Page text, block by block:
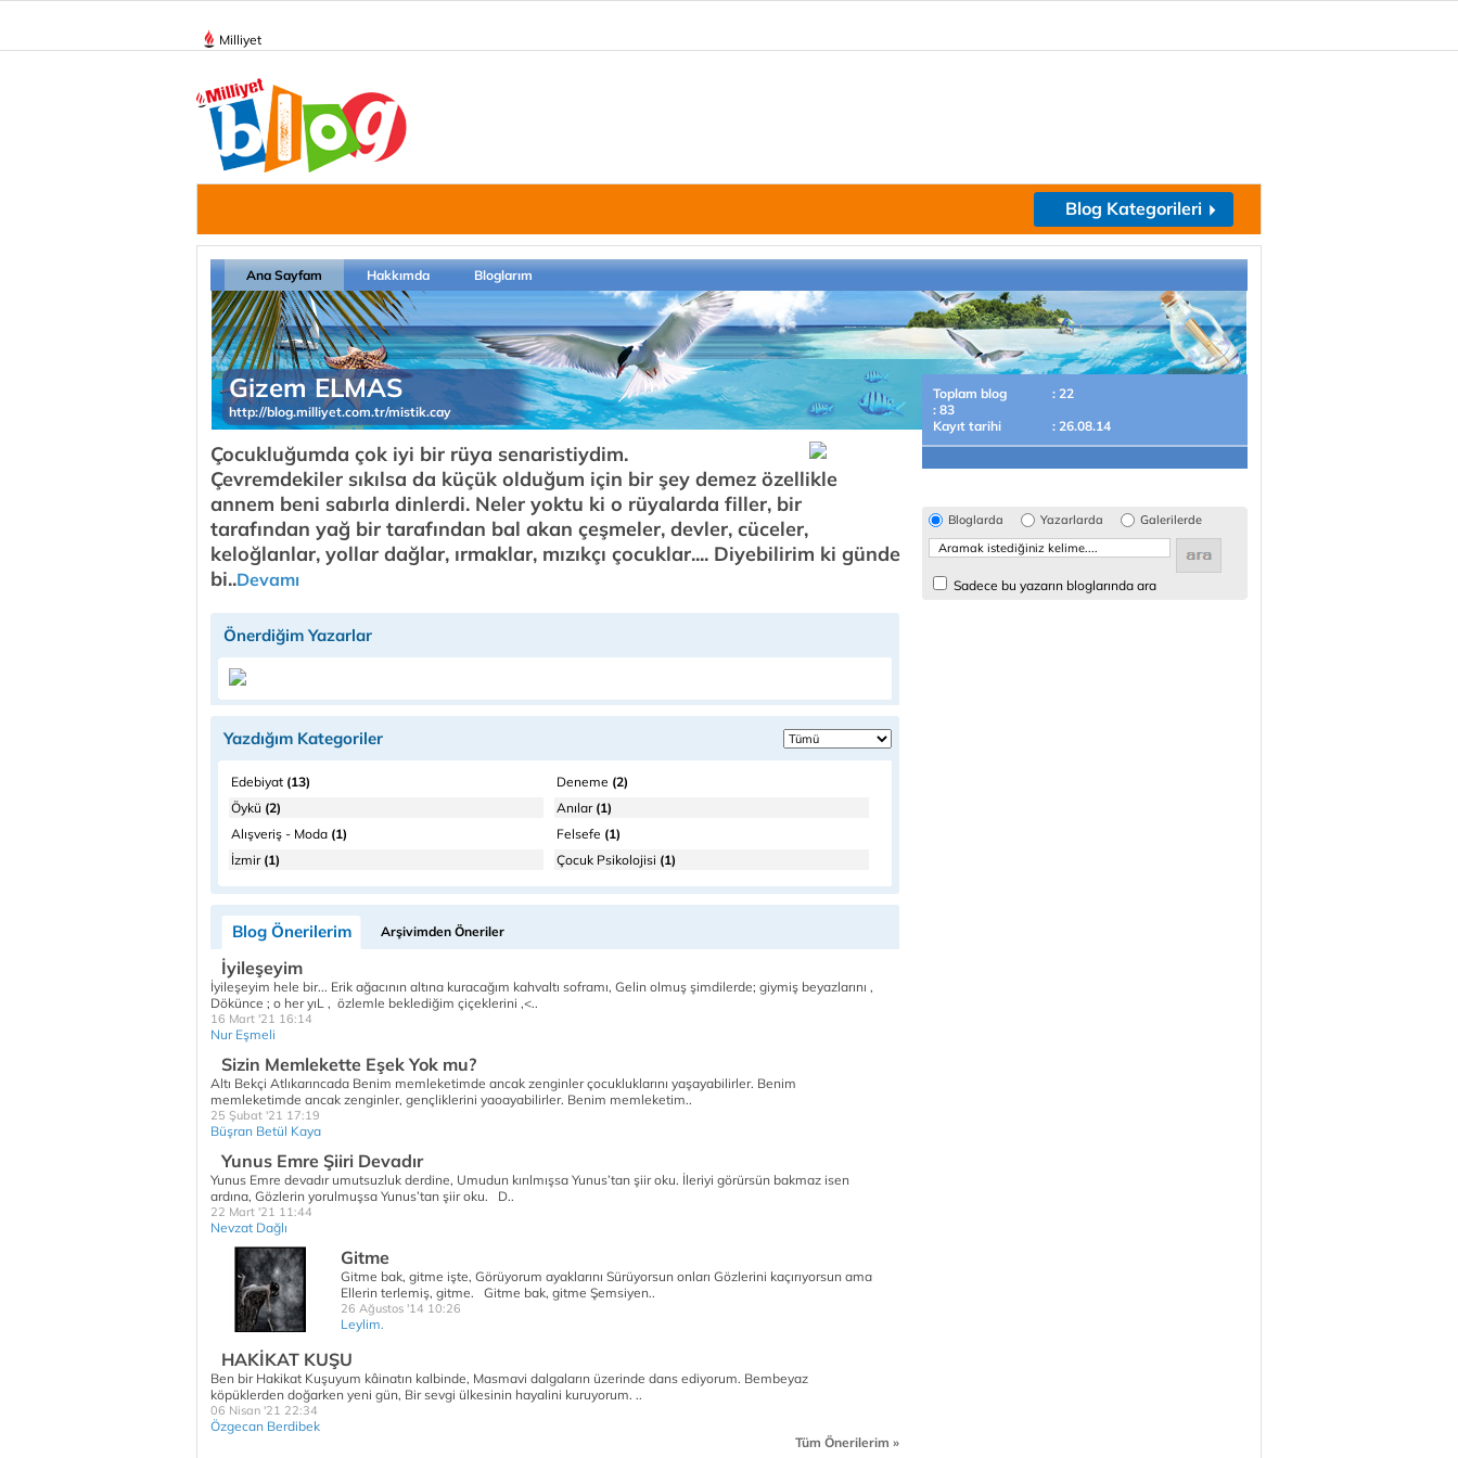
Milliyet
Blog Kategorileri
Ana Sayfam Hakkımda Bloglarım
Gizem ELMAS
http://blog.milliyet.com.tr/mistik.cay
Çocukluğumda çok iyi bir rüya senaristiydim.
Çevremdekiler sıkılsa da küçük olduğum için bir şey demez özellikle
annem beni sabırla dinlerdi. Neler yoktu ki o rüyalarda filler, bir
tarafından yağ bir tarafından bal akan çeşmeler, devler, cüceler,
keloğlanlar, yollar dağlar, ırmaklar, mızıkçı çocuklar.... Diyebilirim ki günde
bi..Devamı
Önerdiğim Yazarlar
Yazdığım Kategoriler
Edebiyat (13) Deneme (2)
Öykü (2) Anılar(1)
Alışveriş - Moda (1) Felsefe (1)
İzmir(1) Çocuk Psikolojisi (1)
Blog Önerilerim Arşivimden Öneriler
İyileşeyim
İyileşeyim hele bir... Erik ağacının altına kuracağım kahvaltı soframı, Gelin olmuş şimdilerde; giymiş beyazlarını ,
Dökünce ; o her yıL , özlemle beklediğim çiçeklerini ,<..
16 Mart '21 16:14
Nur Eşmeli
Sizin Memlekette Eşek Yok mu?
Altı Bekçi Atlıkarıncada Benim memleketimde ancak zenginler çocukluklarını yaşayabilirler. Benim
memleketimde ancak zenginler, gençliklerini yaoayabilirler. Benim memleketim..
25 Şubat '21 17:19
Büşran Betül Kaya
Yunus Emre Şiiri Devadır
Yunus Emre devadır umutsuzluk derdine, Umudun kırılmışsa Yunus’tan şiir oku. İleriyi görürsün bakmaz isen
ardına, Gözlerin yorulmuşsa Yunus’tan şiir oku. D..
22 Mart '21 11:44
Nevzat Dağlı
Gitme
Gitme bak, gitme işte, Görüyorum ayaklarını Sürüyorsun onları Gözlerini kaçırıyorsun ama
Ellerin terlemiş, gitme. Gitme bak, gitme Şemsiyen..
26 Ağustos '14 10:26
Leylim.
HAKİKAT KUŞU
Ben bir Hakikat Kuşuyum kâinatın kalbinde, Masmavi dalgaların üzerinde dans ediyorum. Bembeyaz
köpüklerden doğarken yeni gün, Bir sevgi ülkesinin hayalini kuruyorum. ..
06 Nisan '21 22:34
Özgecan Berdibek
Tüm Önerilerim »
Toplam blog
: 22
: 83
Kayıt tarihi
: 26.08.14
Bloglarda Yazarlarda Galerilerde
Sadece bu yazarın bloglarında ara